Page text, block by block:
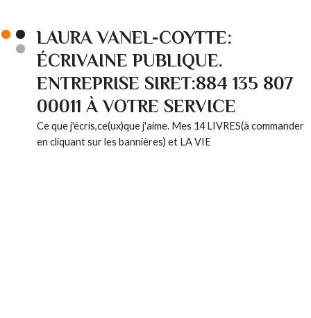
LAURA VANEL-COYTTE:
ÉCRIVAINE PUBLIQUE.
ENTREPRISE SIRET:884 135 807
00011 À VOTRE SERVICE
Ce que j'écris,ce(ux)que j'aime. Mes 14 LIVRES(à commander
en cliquant sur les bannières) et LA VIE